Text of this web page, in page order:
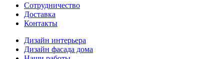
Сотрудничество
Доставка
Контакты
Дизайн интерьера
Дизайн фасада дома